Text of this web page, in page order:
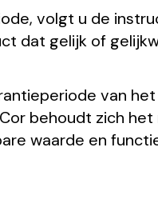
volgt u de
dat gelijk of
van
behoudt zich
waarde en